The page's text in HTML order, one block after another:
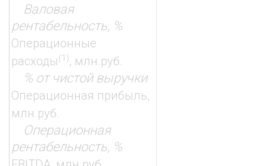
Валовая
рентабельность, %
Операционные
расходы(1), млн.руб.
% от чистой выручки
Операционная прибыль,
млн.руб.
Операционная
рентабельность, %